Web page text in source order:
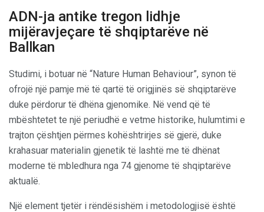
ADN-ja antike tregon lidhje
mijëravjeçare të shqiptarëve në
Ballkan
Studimi, i botuar në “Nature Human Behaviour”, synon të
ofrojë një pamje më të qartë të origjinës së shqiptarëve
duke përdorur të dhëna gjenomike. Në vend që të
mbështetet te një periudhë e vetme historike, hulumtimi e
trajton çështjen përmes kohështrirjes së gjerë, duke
krahasuar materialin gjenetik të lashtë me të dhënat
moderne të mbledhura nga 74 gjenome të shqiptarëve
aktualë.
Një element tjetër i rëndësishëm i metodologjisë është